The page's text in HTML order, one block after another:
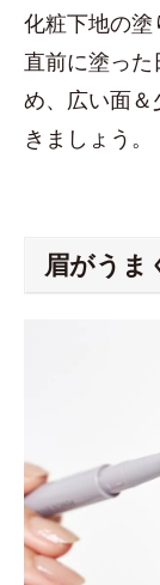
化粧下地の塗
直前に塗っ
め、広い面
きましょう。
眉がうま